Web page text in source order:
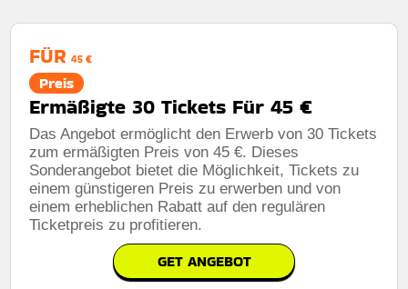
FÜR 45 €
Preis
Ermäßigte 30 Tickets Für 45 €
Das Angebot ermöglicht den Erwerb von 30 Tickets
zum ermäßigten Preis von 45 €. Dieses
Sonderangebot bietet die Möglichkeit, Tickets zu
einem günstigeren Preis zu erwerben und von
einem erheblichen Rabatt auf den regulären
Ticketpreis zu profitieren.
GET ANGEBOT